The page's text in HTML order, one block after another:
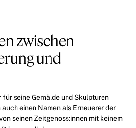
zwischen
und
für seine Gemälde und Skulpturen
einen Namen als Erneuerer der
seinen Zeitgenoss:innen mit keinem